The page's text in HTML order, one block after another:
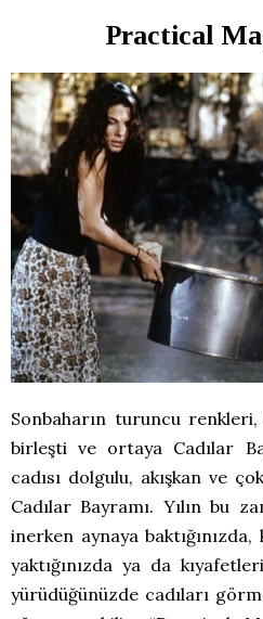
Practical
Sonbaharın turuncu
birleşti ve ortaya Cadılar
cadısı dolgulu, akışkan ve
Cadılar Bayramı. Yılın bu
inerken aynaya
yaktığınızda ya da
yürüdüğünüzde cadıları